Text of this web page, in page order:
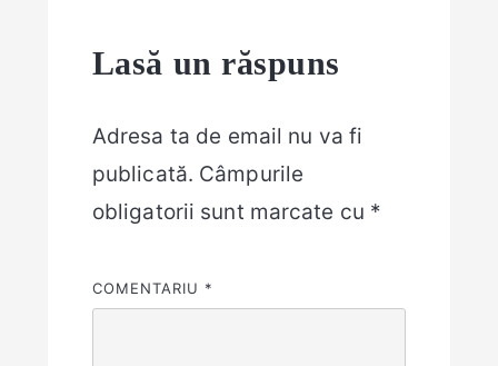
Lasă un răspuns
Adresa ta de email nu va fi
publicată. Câmpurile
obligatorii sunt marcate cu *
COMENTARIU *